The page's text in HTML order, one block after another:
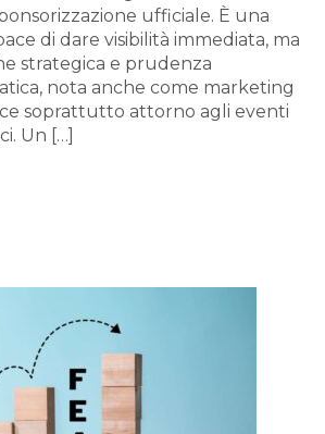
ufficiale. È una
di dare visibilità immediata, ma
strategica e prudenza
nota anche come marketing
soprattutto attorno agli eventi
Un […]